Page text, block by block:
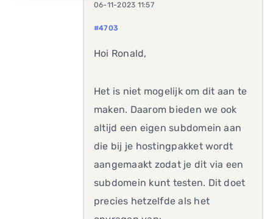
06-11-2023 11:57
#4703
Hoi Ronald,
Het is niet mogelijk om dit aan te
maken. Daarom bieden we ook
altijd een eigen subdomein aan
die bij je hostingpakket wordt
aangemaakt zodat je dit via een
subdomein kunt testen. Dit doet
precies hetzelfde als het